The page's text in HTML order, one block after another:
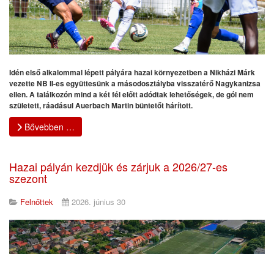
Idén első alkalommal lépett pályára hazai környezetben a Nikházi Márk
vezette NB II-es együttesünk a másodosztályba visszatérő Nagykanizsa
ellen. A találkozón mind a két fél előtt adódtak lehetőségek, de gól nem
született, ráadásul Auerbach Martin büntetőt hárított.
Bővebben …
Hazai pályán kezdjük és zárjuk a 2026/27-es
szezont
Felnőttek 2026. június 30